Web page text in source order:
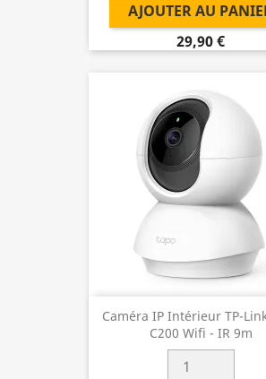
AJOUTER AU
29,90 €
Caméra IP Intérieur TP-
C200 Wifi - IR 9m